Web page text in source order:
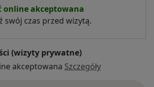
online akceptowana
swój czas przed wizytą.
(wizyty prywatne)
akceptowana Szczegóły